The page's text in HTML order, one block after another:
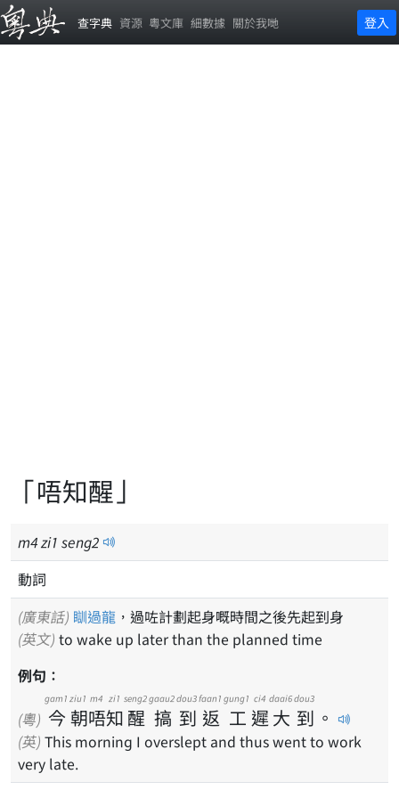
查字典 資源 粵文庫 細數據 關於我哋 登入
「唔知醒」
m4zi1 seng2
動詞
(廣東話) 瞓過龍 ，過咗計劃起身嘅時間之後先起到身
(英文) to wake up later than the planned time
例句：
(粵) 今
gam1
朝
ziu1
唔
m4
知
zi1
醒
seng2
搞
gaau2
到
dou3
返
faan1
工
gung1
遲
ci4
大
daai6
到
dou3
。
(英) This morning I overslept and thus went to work
very late.